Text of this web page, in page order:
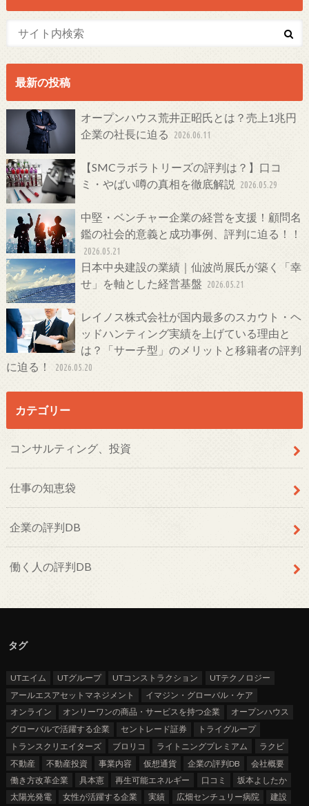
最新の投稿
オープンハウス荒井正昭氏とは？売上1兆円
企業の社長に迫る
2026.06.11
【SMCラボラトリーズの評判は？】口コ
ミ・やばい噂の真相を徹底解説
2026.05.29
中堅・ベンチャー企業の経営を支援！顧問名
鑑の社会的意義と成功事例、評判に迫る！！
2026.05.21
日本中央建設の業績｜仙波尚展氏が築く「幸
せ」を軸とした経営基盤 2026.05.21
レイノス株式会社が国内最多のスカウト・ヘ
ッドハンティング実績を上げている理由と
は？「サーチ型」のメリットと移籍者の評判
に迫る！
2026.05.20
カテゴリー
コンサルティング、投資
仕事の知恵袋
企業の評判DB
働く人の評判DB
タグ
UTエイム UTグループ UTコンストラクション
UTテクノロジー
アールエスアセットマネジメント
イマジン・グローバル・ケア
オンライン
オンリーワンの商品・サービスを持つ企業
オープンハウス
グローバルで活躍する企業
セントレード証券
トライグループ
トランスクリエイターズ
ブロリコ ライトニングプレミアム
ラクビ
不動産
不動産投資 事業内容 仮想通貨 企業の評判DB
会社概要
働き方改革企業
具本憲 再生可能エネルギー 口コミ
坂本よしたか
太陽光発電
女性が活躍する企業 実績 広畑センチュリー病院
建設